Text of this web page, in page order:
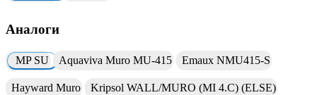
Аналоги
MP SU Aquaviva Muro MU-415 Emaux NMU415-S
Hayward Muro Kripsol WALL/MURO (MI 4.C) (ELSE)